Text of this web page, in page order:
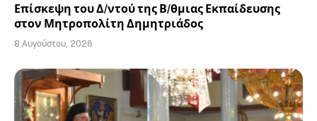
Επίσκεψη του Δ/ντού της Β/θμιας Εκπαίδευσης
στον Μητροπολίτη Δημητριάδος
8 Αυγούστου, 2026